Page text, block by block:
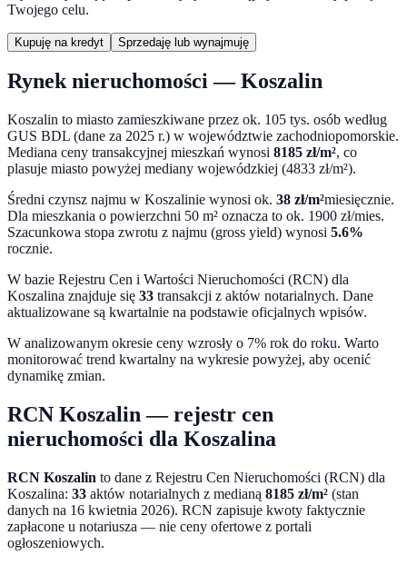
Twojego celu.
Kupuję na kredyt Sprzedaję lub wynajmuję
Rynek nieruchomości —Koszalin
Koszalin to miasto zamieszkiwane przez ok. 105 tys. osób według
GUS BDL (dane za 2025 r.) w województwie zachodniopomorskie.
Mediana ceny transakcyjnej mieszkań wynosi 8185 zł/m², co
plasuje miasto powyżej mediany wojewódzkiej (4833 zł/m²).
Średni czynsz najmu w Koszalinie wynosi ok. 38 zł/m²miesięcznie.
Dla mieszkania o powierzchni 50 m² oznacza to ok. 1900 zł/mies.
Szacunkowa stopa zwrotu z najmu (gross yield) wynosi 5.6%
rocznie.
W bazie Rejestru Cen i Wartości Nieruchomości (RCN) dla
Koszalina znajduje się 33 transakcji z aktów notarialnych. Dane
aktualizowane są kwartalnie na podstawie oficjalnych wpisów.
W analizowanym okresie ceny wzrosły o 7% rok do roku. Warto
monitorować trend kwartalny na wykresie powyżej, aby ocenić
dynamikę zmian.
RCN Koszalin— rejestr cen
nieruchomości dla Koszalina
RCN Koszalin to dane z Rejestru Cen Nieruchomości (RCN) dla
Koszalina: 33 aktów notarialnych z medianą 8185 zł/m² (stan
danych na 16 kwietnia 2026). RCN zapisuje kwoty faktycznie
zapłacone u notariusza — nie ceny ofertowe z portali
ogłoszeniowych.